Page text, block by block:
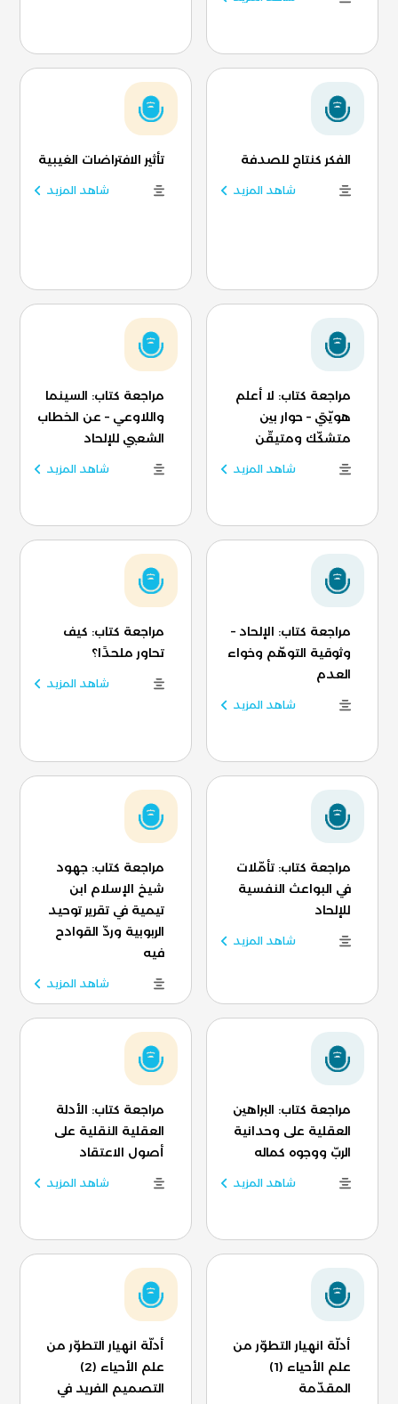
الفكر كنتاج للصدفة
شاهد المزيد
تأثير الافتراضات الغيبية
شاهد المزيد
مراجعة كتاب: لا أعلم
هويّتي – حوار بين
متشكّك ومتيقّن
شاهد المزيد
مراجعة كتاب: السينما
واللاوعي – عن الخطاب
الشعبي للإلحاد
شاهد المزيد
مراجعة كتاب: الإلحاد –
وثوقية التوهّم وخواء
العدم
شاهد المزيد
مراجعة كتاب: كيف
تحاور ملحدًا؟
شاهد المزيد
مراجعة كتاب: تأمّلات
في البواعث النفسية
للإلحاد
شاهد المزيد
مراجعة كتاب: جهود
شيخ الإسلام ابن
تيمية في تقرير توحيد
الربوبية وردّ القوادح
فيه
شاهد المزيد
مراجعة كتاب: البراهين
العقلية على وحدانية
الربّ ووجوه كماله
شاهد المزيد
مراجعة كتاب: الأدلة
العقلية النقلية على
أصول الاعتقاد
شاهد المزيد
أدلّة انهيار التطوّر من
علم الأحياء (1)
المقدّمة
أدلّة انهيار التطوّر من
علم الأحياء (2)
التصميم الفريد في